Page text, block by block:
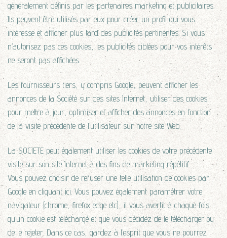
généralement définis par les partenaires marketing et publicitaires.
Ils peuvent être utilisés par eux pour créer un profil qui vous
intéresse et afficher plus tard des publicités pertinentes. Si vous
n’autorisez pas ces cookies, les publicités ciblées pour vos intérêts
ne seront pas affichées.
Les fournisseurs tiers, y compris Google, peuvent afficher les
annonces de la Société sur des sites Internet, utiliser des cookies
pour mettre à jour, optimiser et afficher des annonces en fonction
de la visite précédente de l’utilisateur sur notre site Web.
La SOCIETE peut également utiliser les cookies de votre précédente
visite sur son site Internet à des fins de marketing répétitif.
Vous pouvez choisir de refuser une telle utilisation de cookies par
Google en cliquant ici. Vous pouvez également paramétrer votre
navigateur (chrome, firefox edge etc), il vous avertit à chaque fois
qu’un cookie est téléchargé et que vous décidez de le télécharger ou
de le rejeter. Dans ce cas, gardez à l’esprit que vous ne pourrez